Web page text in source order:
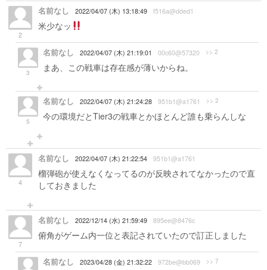
2
名前なし 2022/04/07 (木) 13:18:49 f516a@dded1
米少なッ
3
名前なし 2022/04/07 (木) 21:19:01 00c60@57320 >> 2
まあ、この戦車は存在感が薄いからね。
5
名前なし 2022/04/07 (木) 21:24:28 951b1@a1761 >> 2
今の環境だとTier3の戦車とかほとんど誰も乗らんしな
4
名前なし 2022/04/07 (木) 21:22:54 951b1@a1761
榴弾砲が使えなくなってるのが反映されてなかったので直
しておきました
7
名前なし 2022/12/14 (水) 21:59:49 895ee@8476c
俯角がゲーム内一位と表記されていたので訂正しました
名前なし 2023/04/28 (金) 21:32:22 972be@bb069 >> 7